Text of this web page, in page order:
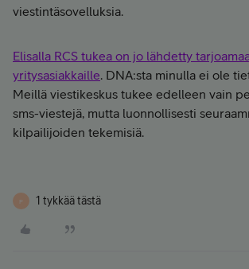
viestintäsovelluksia.
Elisalla RCS tukea on jo lähdetty
yritysasiakkaille. DNA:sta minulla ei ole
Meillä viestikeskus tukee edelleen vain
sms-viestejä, mutta luonnollisesti
kilpailijoiden tekemisiä.
P 1 tykkää tästä